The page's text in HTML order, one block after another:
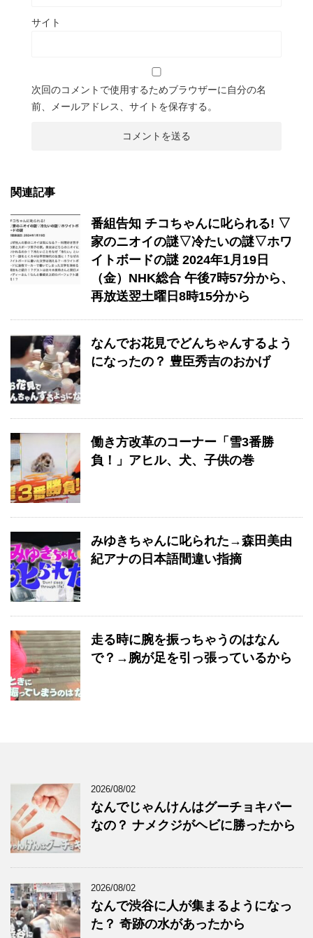
サイト
次回のコメントで使用するためブラウザーに自分の名
前、メールアドレス、サイトを保存する。
関連記事
番組告知 チコちゃんに叱られる! ▽
家のニオイの謎▽冷たいの謎▽ホワ
イトボードの謎 2024年1月19日
（金）NHK総合 午後7時57分から、
再放送翌土曜日8時15分から
なんでお花見でどんちゃんするよう
になったの？ 豊臣秀吉のおかげ
働き方改革のコーナー「雪3番勝
負！」アヒル、犬、子供の巻
みゆきちゃんに叱られた→森田美由
紀アナの日本語間違い指摘
走る時に腕を振っちゃうのはなん
で？→腕が足を引っ張っているから
2026/08/02
なんでじゃんけんはグーチョキパー
なの？ ナメクジがヘビに勝ったから
2026/08/02
なんで渋谷に人が集まるようになっ
た？ 奇跡の水があったから